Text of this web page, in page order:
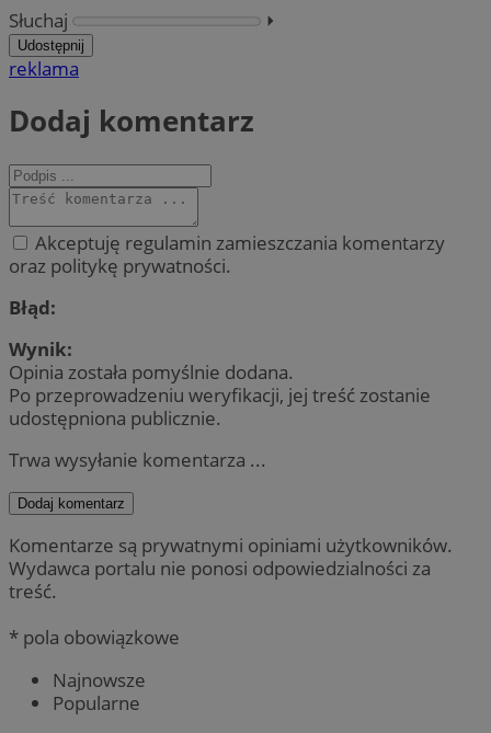
Słuchaj
⏵︎
Udostępnij
reklama
Dodaj komentarz
Akceptuję regulamin zamieszczania komentarzy
oraz politykę prywatności.
Błąd:
Wynik:
Opinia została pomyślnie dodana.
Po przeprowadzeniu weryfikacji, jej treść zostanie
udostępniona publicznie.
Trwa wysyłanie komentarza ...
Dodaj komentarz
Komentarze są prywatnymi opiniami użytkowników.
Wydawca portalu nie ponosi odpowiedzialności za
treść.
* pola obowiązkowe
Najnowsze
Popularne